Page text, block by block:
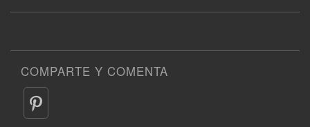
COMPARTE Y COMENTA